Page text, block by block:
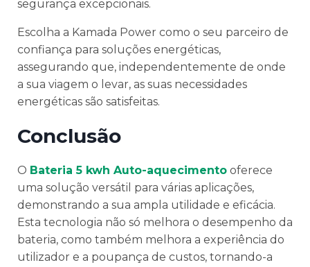
segurança excepcionais.
Escolha a Kamada Power como o seu parceiro de
confiança para soluções energéticas,
assegurando que, independentemente de onde
a sua viagem o levar, as suas necessidades
energéticas são satisfeitas.
Conclusão
O Bateria 5 kwh Auto-aquecimento oferece
uma solução versátil para várias aplicações,
demonstrando a sua ampla utilidade e eficácia.
Esta tecnologia não só melhora o desempenho da
bateria, como também melhora a experiência do
utilizador e a poupança de custos, tornando-a